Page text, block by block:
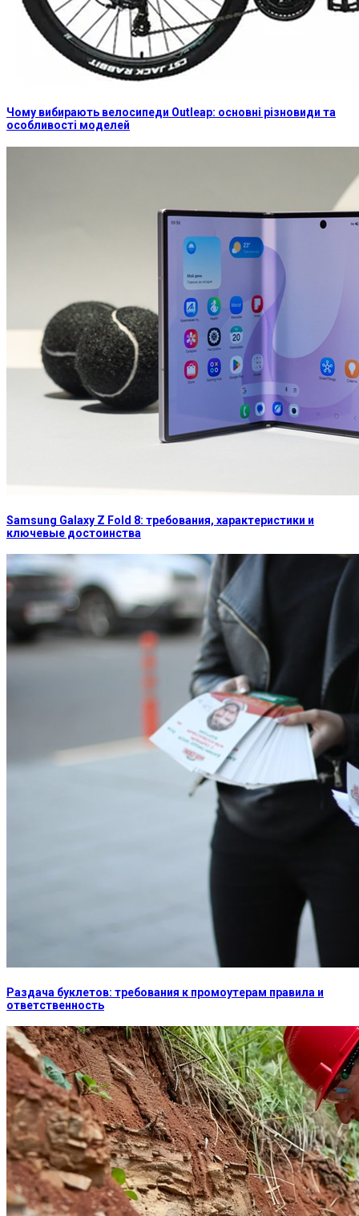
Чому вибирають велосипеди Outleap: основні різновиди та
особливості моделей
Samsung Galaxy Z Fold 8: требования, характеристики и
ключевые достоинства
Раздача буклетов: требования к промоутерам правила и
ответственность